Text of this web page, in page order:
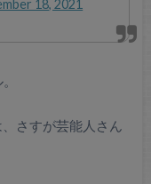
18, 2021
さすが芸能人さん